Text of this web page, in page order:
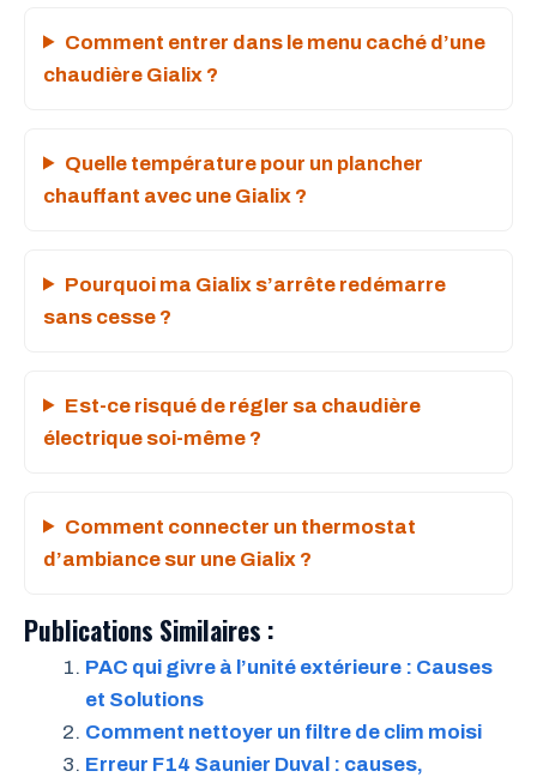
Comment entrer dans le menu caché d’une
chaudière Gialix ?
Quelle température pour un plancher
chauffant avec une Gialix ?
Pourquoi ma Gialix s’arrête redémarre
sans cesse ?
Est-ce risqué de régler sa chaudière
électrique soi-même ?
Comment connecter un thermostat
d’ambiance sur une Gialix ?
Publications Similaires :
PAC qui givre à l’unité extérieure : Causes
et Solutions
Comment nettoyer un filtre de clim moisi
Erreur F14 Saunier Duval : causes,